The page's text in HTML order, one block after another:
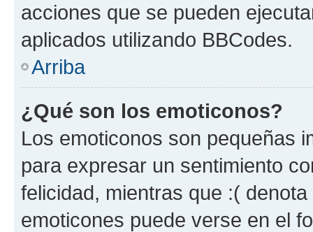
acciones que se pueden
aplicados utilizando BBCodes.
Arriba
¿Qué son los emoticonos?
Los emoticonos son pequeñas
para expresar un sentimiento
felicidad, mientras que :(
emoticones puede verse en el